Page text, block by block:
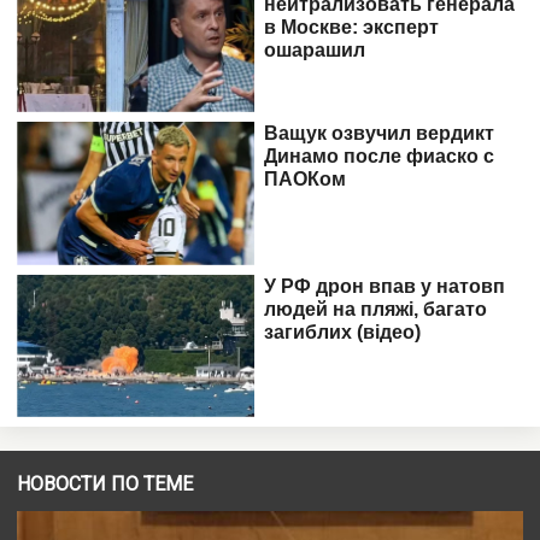
НОВОСТИ ПО ТЕМЕ